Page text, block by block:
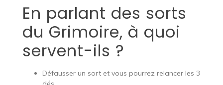
En parlant des sorts
du Grimoire, à quoi
servent-ils ?
Défausser un sort et vous pourrez relancer les 3